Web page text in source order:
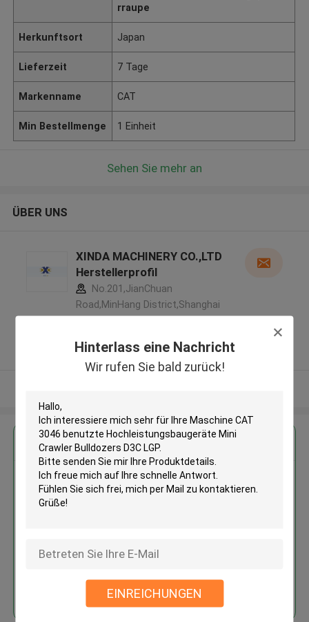
Hinterlass eine Nachricht
Wir rufen Sie bald zurück!
EINREICHUNGEN
rraupe
Herkunftsort Japan
Lieferzeit 7 Tage
Markenname CAT
Min Bestellmenge 1 Einheit
Sehen Sie mehr an
ÜBER UNS
XINDA MACHINERY CO.,LTD
Herstellerprofil
No.201,JianChuan
Road,MinHang District,Shanghai
Überprüfter Lieferant
Erhalten Sie den besten Preis für
Maschine CAT 3046 benutzte
Hochleistungsbaugeräte Mini
Fortsetzen